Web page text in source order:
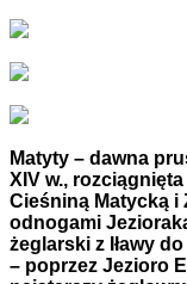
Matyty – dawna
XIV w.,
Cieśniną Matycką i
odnogami
żeglarski z Iławy
– poprzez Jezioro